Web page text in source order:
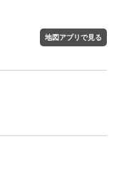
地図アプリで見る